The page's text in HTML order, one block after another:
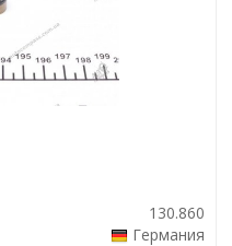
130.860
Германия